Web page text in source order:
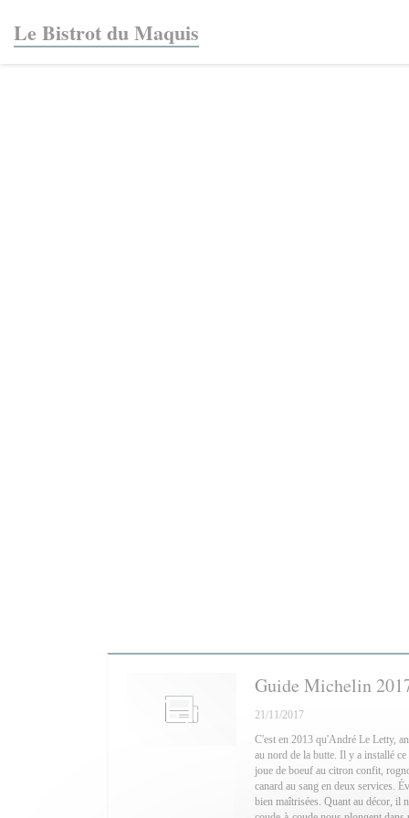
Le Bistrot du Maquis
Guide Michelin
21/11/2017
C'est en 2013 qu'André Le Letty,
au nord de la butte. Il y a installé
joue de boeuf au citron confit,
canard au sang en deux services.
bien maîtrisées. Quant au décor, il